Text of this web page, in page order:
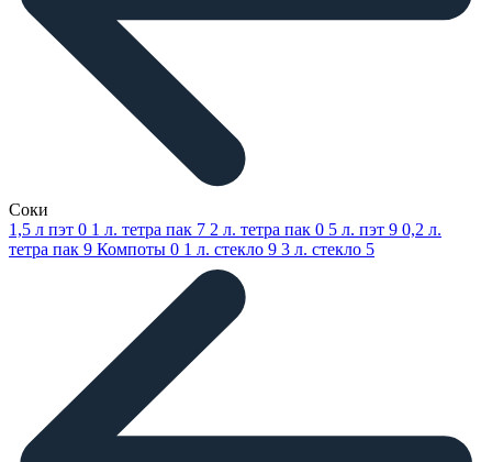
Соки
1,5 л пэт 0 1 л. тетра пак 7 2 л. тетра пак 0 5 л. пэт 9 0,2 л.
тетра пак 9 Компоты 0 1 л. стекло 9 3 л. стекло 5